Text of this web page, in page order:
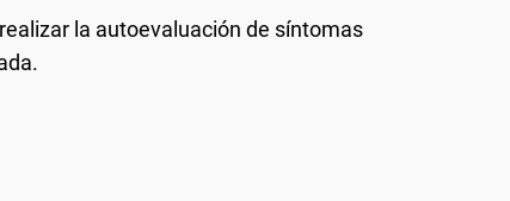
la autoevaluación de síntomas